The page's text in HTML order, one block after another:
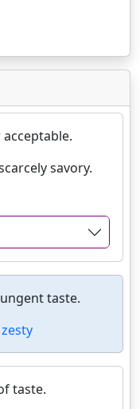
savory.
taste.
zesty
taste.